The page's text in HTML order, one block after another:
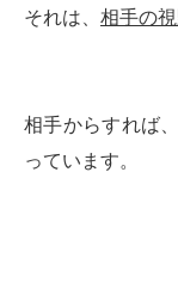
それは、 相手の
相手からすれば
っています。